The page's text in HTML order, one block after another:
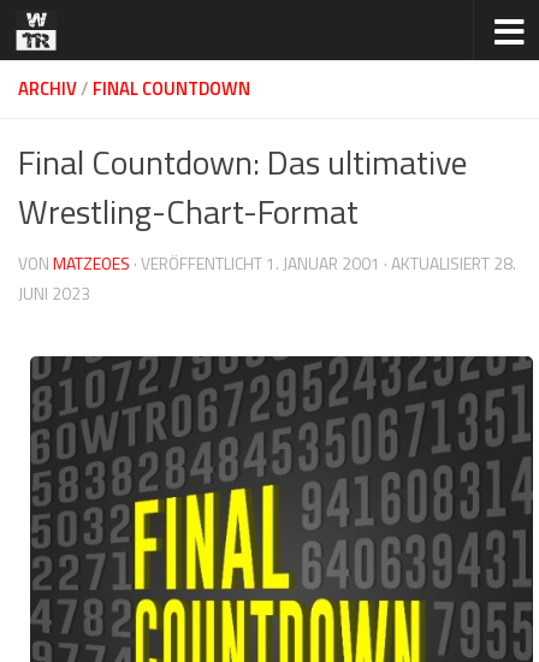
Zum Inhalt springen
ARCHIV/ FINAL COUNTDOWN
Final Countdown: Das ultimative
Wrestling-Chart-Format
VONMATZEOES · VERÖFFENTLICHT1. JANUAR 2001 · AKTUALISIERT28.
JUNI 2023